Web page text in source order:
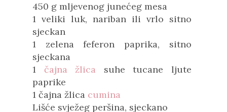
450 g mljevenog junećeg mesa
1 veliki luk, nariban ili vrlo sitno
sjeckan
1 zelena feferon paprika, sitno
sjeckana
1 čajna žlica suhe tucane ljute
paprike
1 čajna žlica cumina
Lišće svježeg peršina, sjeckano